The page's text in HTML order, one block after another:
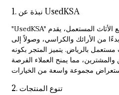
1. نبذة عن UsedKSA
"UsedKSA" هو متجر متخصص في بيع الأثاث المستعمل، يقدم
من الأرائك والكراسي، وصولاً إلى
مستعمل بالرياض. يتميز المتجر بكونه
والمشترين، مما يمنح العملاء الفرصة
2. تنوع المنتجات